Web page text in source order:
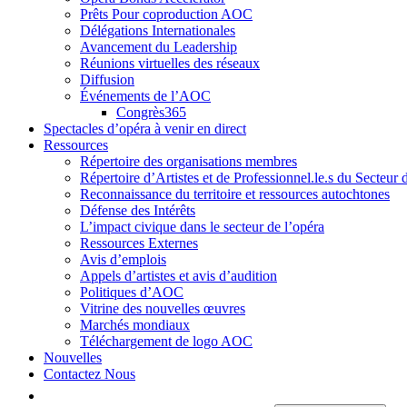
Prêts Pour coproduction AOC
Délégations Internationales
Avancement du Leadership
Réunions virtuelles des réseaux
Diffusion
Événements de l’AOC
Congrès365
Spectacles d’opéra à venir en direct
Ressources
Répertoire des organisations membres
Répertoire d’Artistes et de Professionnel.le.s du Secteur
Reconnaissance du territoire et ressources autochtones
Défense des Intérêts
L’impact civique dans le secteur de l’opéra
Ressources Externes
Avis d’emplois
Appels d’artistes et avis d’audition
Politiques d’AOC
Vitrine des nouvelles œuvres
Marchés mondiaux
Téléchargement de logo AOC
Nouvelles
Contactez Nous